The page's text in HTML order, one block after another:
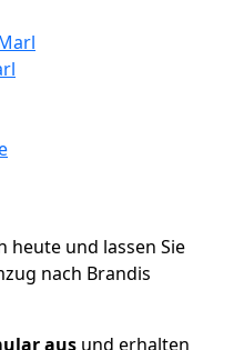
heute und lassen Sie
nach Brandis
aus und erhalten